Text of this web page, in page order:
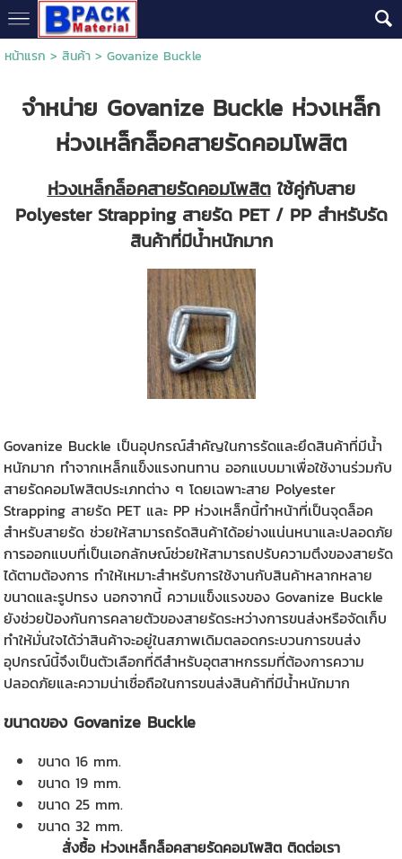
หน้าแรก > สินค้า> Govanize Buckle
จำหน่าย Govanize Buckle ห่วงเหล็ก
ห่วงเหล็กล็อคสายรัดคอมโพสิต
ห่วงเหล็กล็อคสายรัดคอมโพสิตใช้คู่กับสาย
Polyester Strapping สายรัด PET / PP สำหรับรัด
สินค้าที่มีน้ำหนักมาก
Govanize Buckle เป็นอุปกรณ์สำคัญในการรัดและยึดสินค้าที่มีน้ำ
หนักมาก ทำจากเหล็กแข็งแรงทนทาน ออกแบบมาเพื่อใช้งานร่วมกับ
สายรัดคอมโพสิตประเภทต่าง ๆ โดยเฉพาะสาย Polyester
Strapping สายรัด PET และ PP ห่วงเหล็กนี้ทำหน้าที่เป็นจุดล็อค
สำหรับสายรัด ช่วยให้สามารถรัดสินค้าได้อย่างแน่นหนาและปลอดภัย
การออกแบบที่เป็นเอกลักษณ์ช่วยให้สามารถปรับความตึงของสายรัด
ได้ตามต้องการ ทำให้เหมาะสำหรับการใช้งานกับสินค้าหลากหลาย
ขนาดและรูปทรง นอกจากนี้ ความแข็งแรงของ Govanize Buckle
ยังช่วยป้องกันการคลายตัวของสายรัดระหว่างการขนส่งหรือจัดเก็บ
ทำให้มั่นใจได้ว่าสินค้าจะอยู่ในสภาพเดิมตลอดกระบวนการขนส่ง
อุปกรณ์นี้จึงเป็นตัวเลือกที่ดีสำหรับอุตสาหกรรมที่ต้องการความ
ปลอดภัยและความน่าเชื่อถือในการขนส่งสินค้าที่มีน้ำหนักมาก
ขนาดของ Govanize Buckle
ขนาด 16 mm.
ขนาด 19 mm.
ขนาด 25 mm.
ขนาด 32 mm.
สั่งซื้อ ห่วงเหล็กล็อคสายรัดคอมโพสิต ติดต่อเรา